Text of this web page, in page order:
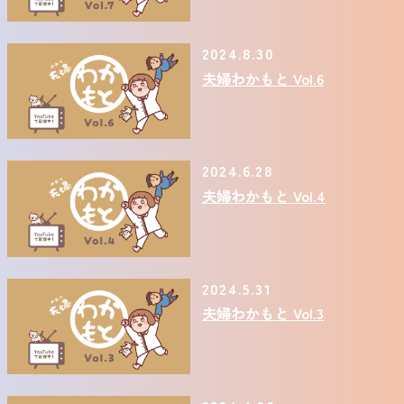
2024.8.30
夫婦わかもと Vol.6
2024.6.28
夫婦わかもと Vol.4
2024.5.31
夫婦わかもと Vol.3